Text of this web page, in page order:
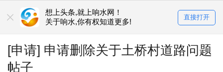
想上头条,就上响水网！
关于响水,你有权知道更多!
直接打开
[申请] 申请删除关于土桥村道路问题
帖子